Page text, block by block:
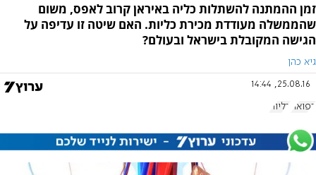
זמן ההמתנה להשתלות כליה באיראן קרוב לאפס, משום
שהממשלה מעודדת מכירת כליות. האם שיטה זו עדיפה על
הגישה המקובלת בישראל ובעולם?
גיא כהן
25.08.16, 14:44
רפואה כליות